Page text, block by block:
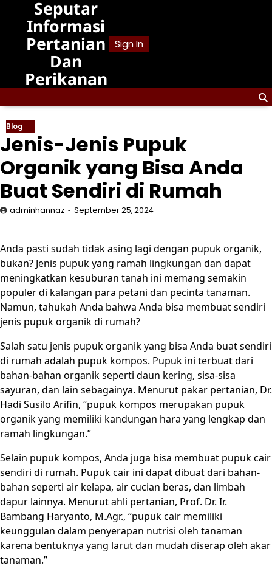
content
Seputar
Informasi
Pertanian
Dan
Perikanan
Sign In
Blog
Jenis-Jenis Pupuk
Organik yang Bisa Anda
Buat Sendiri di Rumah
adminhannaz September 25, 2024
Anda pasti sudah tidak asing lagi dengan pupuk organik,
bukan? Jenis pupuk yang ramah lingkungan dan dapat
meningkatkan kesuburan tanah ini memang semakin
populer di kalangan para petani dan pecinta tanaman.
Namun, tahukah Anda bahwa Anda bisa membuat sendiri
jenis pupuk organik di rumah?
Salah satu jenis pupuk organik yang bisa Anda buat sendiri
di rumah adalah pupuk kompos. Pupuk ini terbuat dari
bahan-bahan organik seperti daun kering, sisa-sisa
sayuran, dan lain sebagainya. Menurut pakar pertanian, Dr.
Hadi Susilo Arifin, “pupuk kompos merupakan pupuk
organik yang memiliki kandungan hara yang lengkap dan
ramah lingkungan.”
Selain pupuk kompos, Anda juga bisa membuat pupuk cair
sendiri di rumah. Pupuk cair ini dapat dibuat dari bahan-
bahan seperti air kelapa, air cucian beras, dan limbah
dapur lainnya. Menurut ahli pertanian, Prof. Dr. Ir.
Bambang Haryanto, M.Agr., “pupuk cair memiliki
keunggulan dalam penyerapan nutrisi oleh tanaman
karena bentuknya yang larut dan mudah diserap oleh akar
tanaman.”